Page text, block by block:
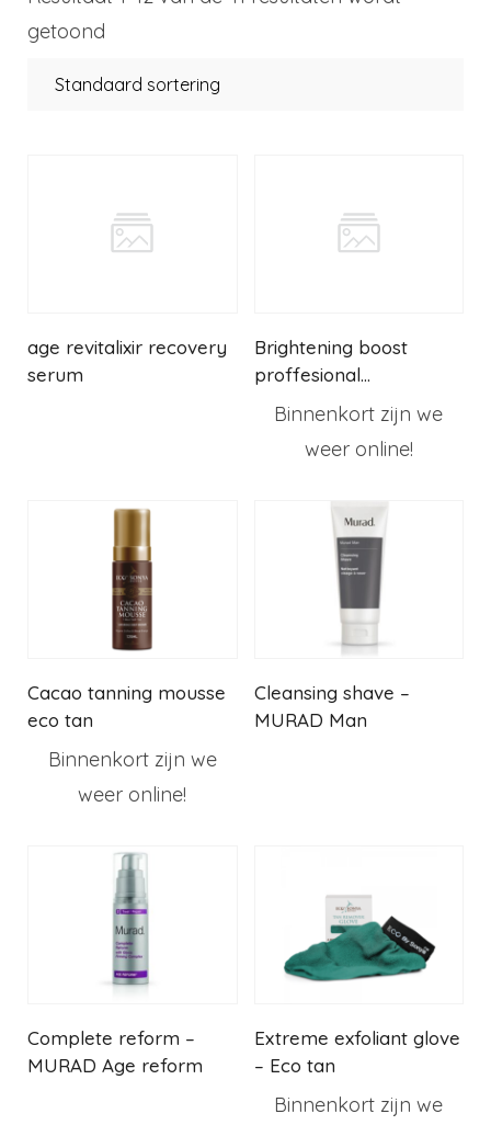
getoond
age revitalixir recovery
serum
Brightening boost
proffesional
concentrate
Binnenkort zijn we
weer online!
Cacao tanning mousse
eco tan
Binnenkort zijn we
weer online!
Cleansing shave –
MURAD Man
Complete reform –
MURAD Age reform
Extreme exfoliant glove
– Eco tan
Binnenkort zijn we